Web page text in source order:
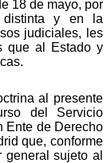
18 de mayo, por
distinta y en la
judiciales, les
que al Estado y
al presente
del Servicio
Ente de Derecho
que, conforme
sujeto al